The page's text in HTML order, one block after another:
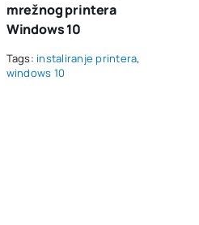
mrežnog printera
Windows 10
Tags: instaliranje printera,
windows 10